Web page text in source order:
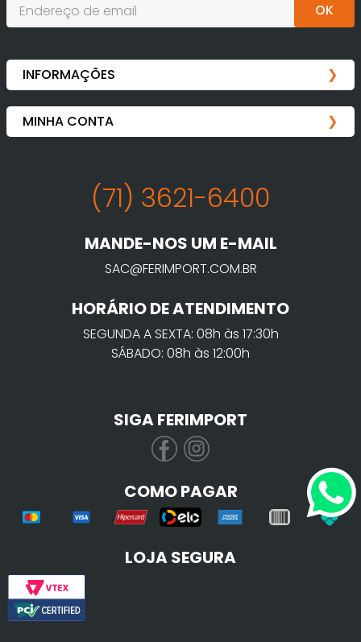
OK
(71) 3621-6400
MANDE-NOS UM E-MAIL
SAC@FERIMPORT.COM.BR
HORÁRIO DE ATENDIMENTO
SEGUNDA A SEXTA: 08h às 17:30h
SÁBADO: 08h às 12:00h
SIGA FERIMPORT
COMO PAGAR
LOJA SEGURA